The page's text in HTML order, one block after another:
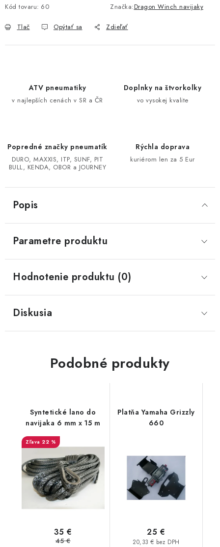
CAN AM OUTLANDER 570/650/800/1000
CF MOTO 800/850 GLADIATOR X8
POLARIS SPORTSMAN RZR 1000
TGB BLADE 600/1000 LT LTX
Podmienky ochrany osobných údajov
Všeobecné obchodné podmienky
Kód tovaru: 60 Značka:Dragon Winch navijaky
Tlač Opýtať sa Zdieľať
ATV pneumatiky
v najlepších cenách v SR a ČR
Doplnky na štvorkolky
vo vysokej kvalite
Popredné značky pneumatík
DURO, MAXXIS, ITP, SUNF, PIT
BULL, KENDA, OBOR a JOURNEY
Rýchla doprava
kuriérom len za 5 Eur
Popis
Parametre produktu
Hodnotenie produktu (0)
Diskusia
Podobné produkty
Syntetické lano do
navijaka 6 mm x 15 m
22 %
35 €
45 €
Platňa Yamaha Grizzly
660
20,33 € bez DPH
25 €